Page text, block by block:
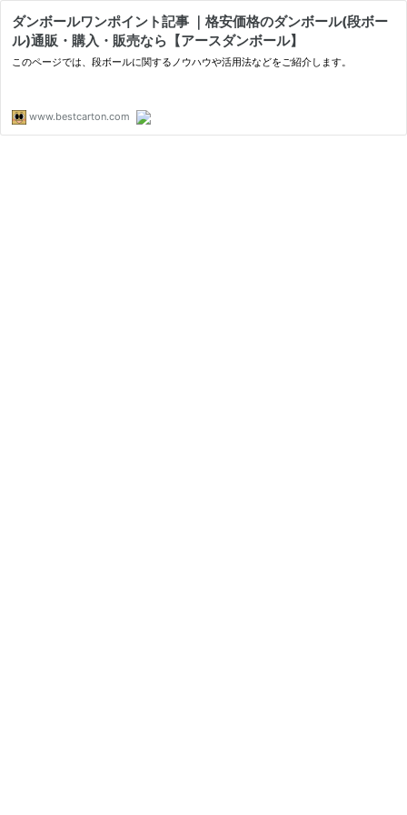
ダンボールワンポイント記事 ｜格安価格のダンボール(段ボー
ル)通販・購入・販売なら【アースダンボール】
このページでは、段ボールに関するノウハウや活用法などをご紹介します。
www.bestcarton.com